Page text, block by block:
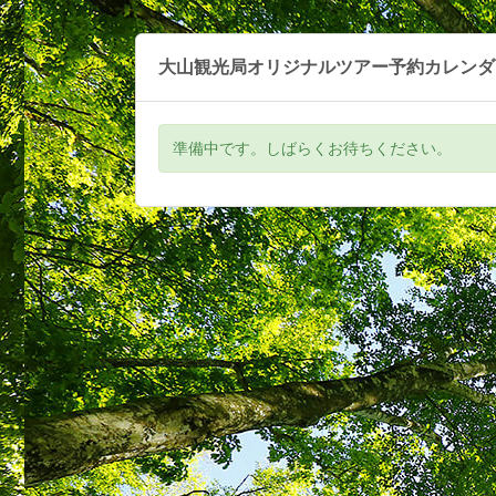
大山観光局オリジナルツアー予約カレン
準備中です。しばらくお待ちください。